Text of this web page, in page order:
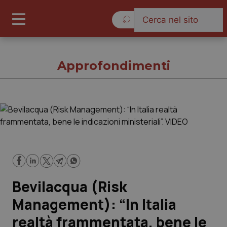
Governo e Parlamento
Regioni e Asl
Lavoro e Professioni
Approfondimenti
Bevilacqua (Risk
Management): “In Italia
realtà frammentata, bene le